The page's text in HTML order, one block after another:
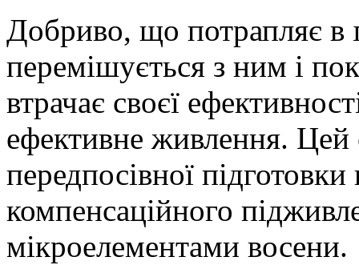
Добриво, що потрапляє в
перемішується з ним і
втрачає своєї
ефективне живлення. Цей
передпосівної
компенсаційного
мікроелементами восени.